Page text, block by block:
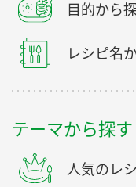
目的から
レシピ名
テーマから探す
人気のレ